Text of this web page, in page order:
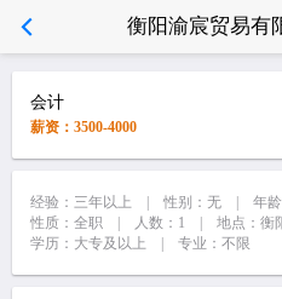
衡阳渝宸贸易有
会计
薪资：3500-4000
经验：三年以上 | 性别：无 | 年龄
性质：全职 | 人数：1 | 地点：衡
学历：大专及以上 | 专业：不限